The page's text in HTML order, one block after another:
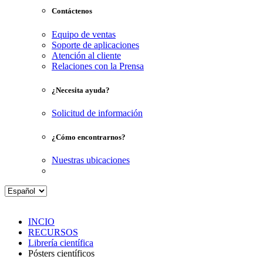
Contáctenos
Equipo de ventas
Soporte de aplicaciones
Atención al cliente
Relaciones con la Prensa
¿Necesita ayuda?
Solicitud de información
¿Cómo encontrarnos?
Nuestras ubicaciones
INCIO
RECURSOS
Librería científica
Pósters científicos